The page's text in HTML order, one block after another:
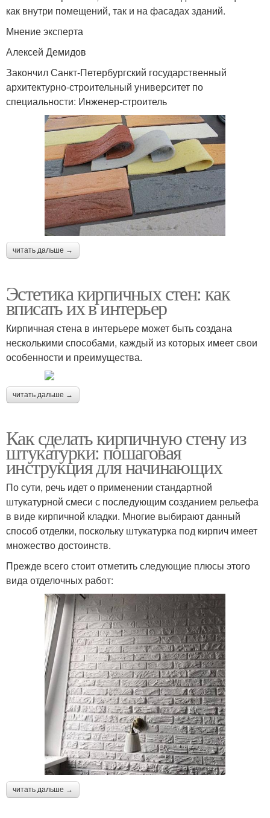
как внутри помещений, так и на фасадах зданий.
Мнение эксперта
Алексей Демидов
Закончил Санкт-Петербургский государственный
архитектурно-строительный университет по
специальности: Инженер-строитель
читать дальше →
Эстетика кирпичных стен: как
вписать их в интерьер
Кирпичная стена в интерьере может быть создана
несколькими способами, каждый из которых имеет свои
особенности и преимущества.
читать дальше →
Как сделать кирпичную стену из
штукатурки: пошаговая
инструкция для начинающих
По сути, речь идет о применении стандартной
штукатурной смеси с последующим созданием рельефа
в виде кирпичной кладки. Многие выбирают данный
способ отделки, поскольку штукатурка под кирпич имеет
множество достоинств.
Прежде всего стоит отметить следующие плюсы этого
вида отделочных работ:
читать дальше →